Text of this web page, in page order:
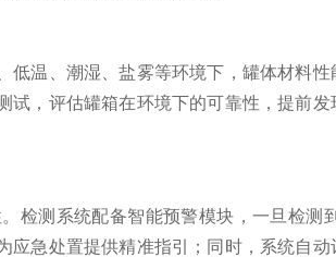
、潮湿、盐雾等环境下，罐体材料性
，评估罐箱在环境下的可靠性，提前
测系统配备智能预警模块，一旦检测
急处置提供精准指引；同时，系统自